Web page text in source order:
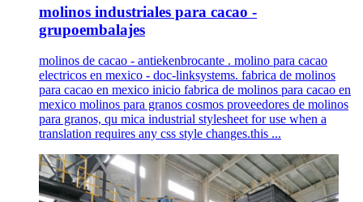
molinos industriales para cacao -
grupoembalajes
molinos de cacao - antiekenbrocante . molino para cacao
electricos en mexico - doc-linksystems. fabrica de molinos
para cacao en mexico inicio fabrica de molinos para cacao en
mexico molinos para granos cosmos proveedores de molinos
para granos, qu mica industrial stylesheet for use when a
translation requires any css style changes.this ...